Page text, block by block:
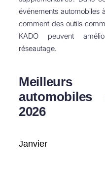
événements
comment des outils
KADO peuvent
réseautage.
Meilleurs
2026
Janvier